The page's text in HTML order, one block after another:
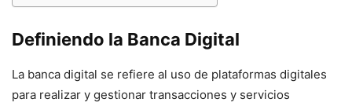
Definiendo la Banca Digital
La banca digital se refiere al uso de plataformas digitales
para realizar y gestionar transacciones y servicios